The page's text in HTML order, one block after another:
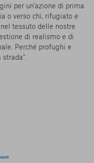
per un'azione di prima
o verso chi, rifugiato e
tessuto delle nostre
di realismo e di
Perché profughi e